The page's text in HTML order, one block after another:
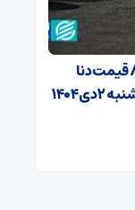
قیمت دنا
پلاس، پژو ۲۰۷ و شاهین پلاس امروز سه‌شنبه ۲ دی ۱۴۰۴